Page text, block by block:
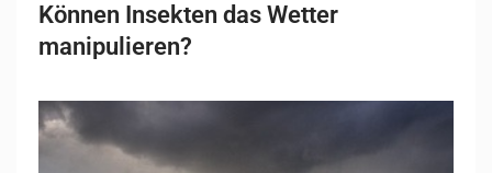
Können Insekten das Wetter
manipulieren?